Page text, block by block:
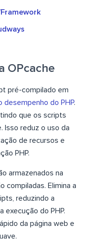
OPcache
pré-compilado em
desempenho do PHP.
que os scripts
Isso reduz o uso da
de recursos e
PHP.
armazenados na
compiladas. Elimina a
reduzindo a
execução do PHP.
da página web e